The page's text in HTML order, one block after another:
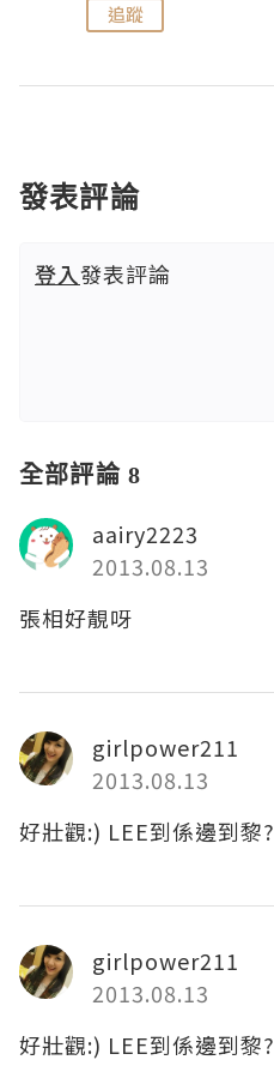
追蹤
發表評論
登入發表評論
全部評論 8
aairy2223
2013.08.13
張相好靚呀
girlpower211
2013.08.13
好壯觀:) LEE到係邊到黎?
girlpower211
2013.08.13
好壯觀:) LEE到係邊到黎?